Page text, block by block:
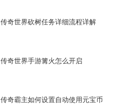
传奇世界砍树任务详细流程详解
传奇世界手游篝火怎么开启
传奇霸主如何设置自动使用元宝币